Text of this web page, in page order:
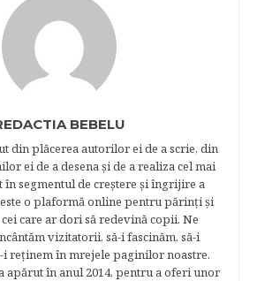
BEBELU
din plăcerea autorilor ei de a scrie, din
ei de a desena şi de a realiza cel mai
segmentul de creştere şi îngrijire a
o plaformă online pentru părinţi şi
care ar dori să redevină copii. Ne
vizitatorii, să-i fascinăm, să-i
i reţinem în mrejele paginilor noastre.​
apărut în anul 2014, pentru a oferi unor